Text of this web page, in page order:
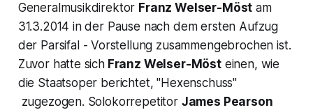
Generalmusikdirektor Franz Welser-Möst am
31.3.2014 in der Pause nach dem ersten Aufzug
der Parsifal - Vorstellung zusammengebrochen ist.
Zuvor hatte sichFranz Welser-Mösteinen, wie
die Staatsoper berichtet, "Hexenschuss"
zugezogen. Solokorrepetitor James Pearson